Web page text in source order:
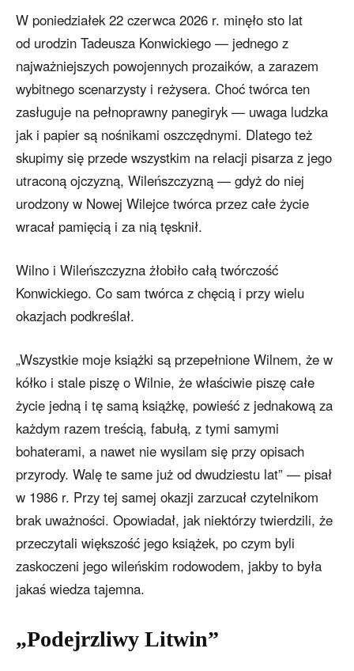
W poniedziałek 22 czerwca 2026 r. minęło sto lat
od urodzin Tadeusza Konwickiego — jednego z
najważniejszych powojennych prozaików, a zarazem
wybitnego scenarzysty i reżysera. Choć twórca ten
zasługuje na pełnoprawny panegiryk — uwaga ludzka
jak i papier są nośnikami oszczędnymi. Dlatego też
skupimy się przede wszystkim na relacji pisarza z jego
utraconą ojczyzną, Wileńszczyzną — gdyż do niej
urodzony w Nowej Wilejce twórca przez całe życie
wracał pamięcią i za nią tęsknił.
Wilno i Wileńszczyzna żłobiło całą twórczość
Konwickiego. Co sam twórca z chęcią i przy wielu
okazjach podkreślał.
„Wszystkie moje książki są przepełnione Wilnem, że w
kółko i stale piszę o Wilnie, że właściwie piszę całe
życie jedną i tę samą książkę, powieść z jednakową za
każdym razem treścią, fabułą, z tymi samymi
bohaterami, a nawet nie wysilam się przy opisach
przyrody. Walę te same już od dwudziestu lat” — pisał
w 1986 r. Przy tej samej okazji zarzucał czytelnikom
brak uważności. Opowiadał, jak niektórzy twierdzili, że
przeczytali większość jego książek, po czym byli
zaskoczeni jego wileńskim rodowodem, jakby to była
jakaś wiedza tajemna.
„Podejrzliwy Litwin”